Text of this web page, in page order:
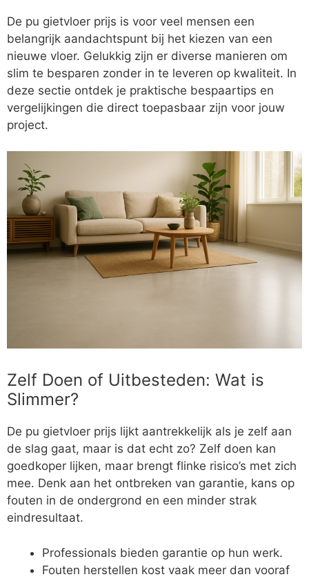
De pu gietvloer prijs is voor veel mensen een
belangrijk aandachtspunt bij het kiezen van een
nieuwe vloer. Gelukkig zijn er diverse manieren om
slim te besparen zonder in te leveren op kwaliteit. In
deze sectie ontdek je praktische bespaartips en
vergelijkingen die direct toepasbaar zijn voor jouw
project.
Zelf Doen of Uitbesteden: Wat is
Slimmer?
De pu gietvloer prijs lijkt aantrekkelijk als je zelf aan
de slag gaat, maar is dat echt zo? Zelf doen kan
goedkoper lijken, maar brengt flinke risico’s met zich
mee. Denk aan het ontbreken van garantie, kans op
fouten in de ondergrond en een minder strak
eindresultaat.
Professionals bieden garantie op hun werk.
Fouten herstellen kost vaak meer dan vooraf